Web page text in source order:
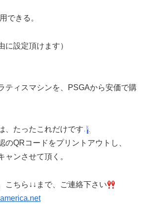
できる。
に設定頂けます）
ティスマシンを、PSGAから安価で購
、たったこれだけです
のQRコードをプリントアウトし、
ャンさせて頂く。
こちら↓↓まで、ご連絡下さい